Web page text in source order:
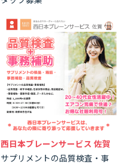
西日本ブレーンサービス 佐賀
サプリメントの品質検査・事